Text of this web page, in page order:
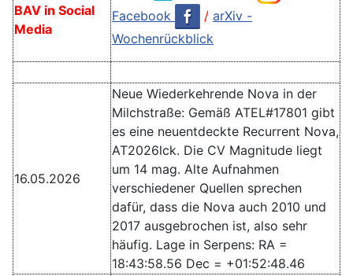
BAV in Social
Media
Facebook / arXiv -
Wochenrückblick
16.05.2026
Neue Wiederkehrende Nova in der
Milchstraße: Gemäß ATEL#17801 gibt
es eine neuentdeckte Recurrent Nova,
AT2026lck. Die CV Magnitude liegt
um 14 mag. Alte Aufnahmen
verschiedener Quellen sprechen
dafür, dass die Nova auch 2010 und
2017 ausgebrochen ist, also sehr
häufig. Lage in Serpens: RA =
18:43:58.56 Dec = +01:52:48.46